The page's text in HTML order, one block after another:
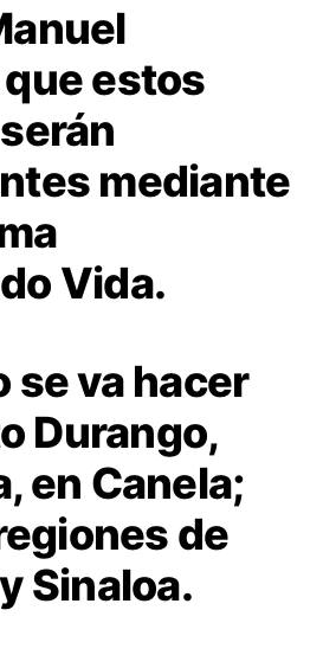
estos
mediante
Vida.
se va hacer
Durango,
en Canela;
de
Sinaloa.